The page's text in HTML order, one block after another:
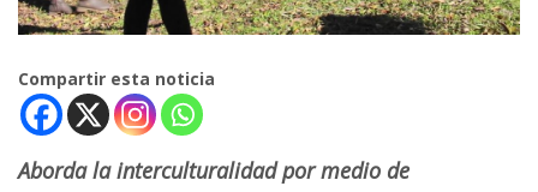
Compartir esta noticia
Aborda la interculturalidad por medio de